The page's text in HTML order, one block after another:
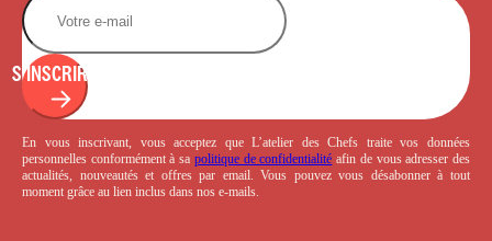
S'INSCRIRE
En vous inscrivant, vous acceptez que L’atelier des Chefs traite vos données
personnelles conformément à sa politique de confidentialité afin de vous adresser des
actualités, nouveautés et offres par email. Vous pouvez vous désabonner à tout
moment grâce au lien inclus dans nos e-mails.